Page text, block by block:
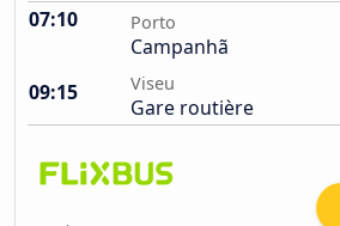
07:10 Porto
Campanhã
09:15
Viseu
Gare routière